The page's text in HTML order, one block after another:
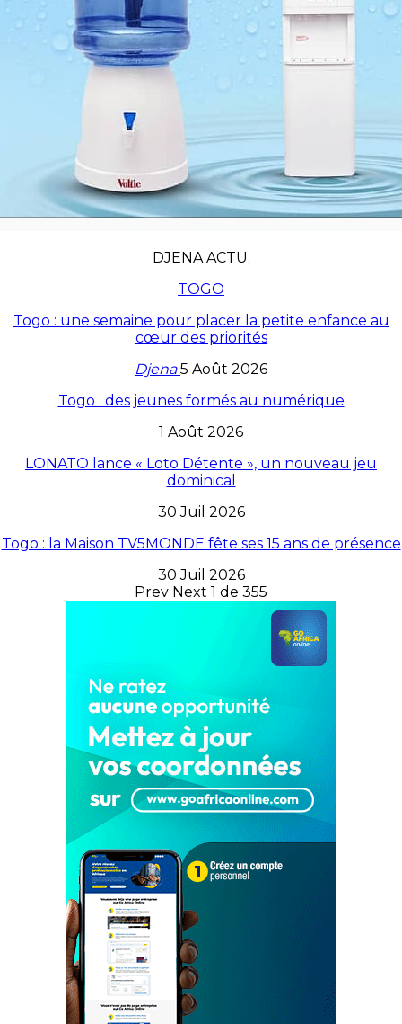
DJENA ACTU.
TOGO
Togo : une semaine pour placer la petite enfance au
cœur des priorités
Djena5 Août 2026
Togo : des jeunes formés au numérique
1 Août 2026
LONATO lance « Loto Détente », un nouveau jeu
dominical
30 Juil 2026
Togo : la Maison TV5MONDE fête ses 15 ans de présence
30 Juil 2026
Prev Next 1 de 355